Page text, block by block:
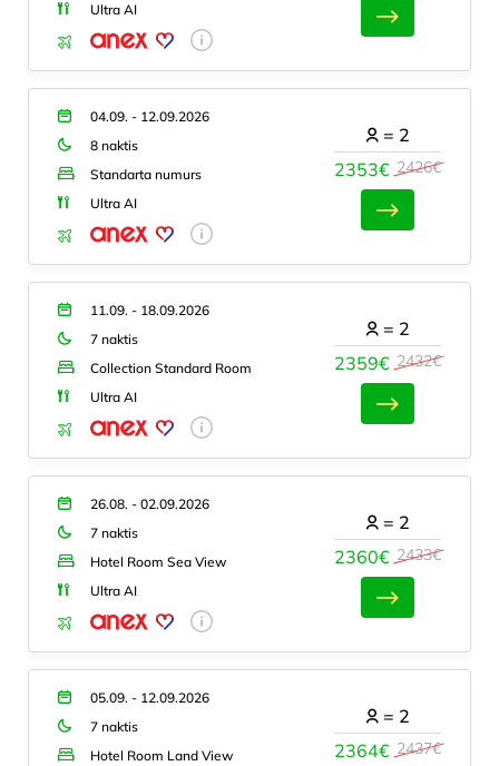
Ultra AI
04.09. - 12.09.2026
8 naktis
Standarta numurs
Ultra AI
2353€ 2426€
= 2
11.09. - 18.09.2026
7 naktis
Collection Standard Room
Ultra AI
2359€ 2432€
= 2
26.08. - 02.09.2026
7 naktis
Hotel Room Sea View
Ultra AI
2360€ 2433€
= 2
05.09. - 12.09.2026
7 naktis
Hotel Room Land View
2364€ 2437€
= 2